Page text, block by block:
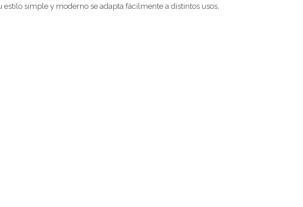
simple y moderno se adapta fácilmente a distintos usos,